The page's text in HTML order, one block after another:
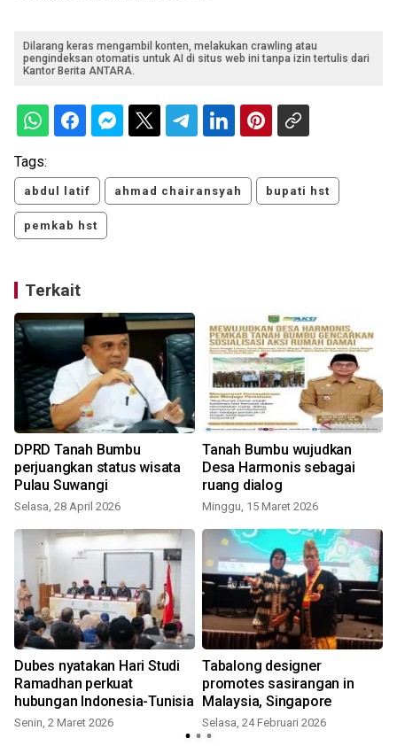
Dilarang keras mengambil konten, melakukan crawling atau
pengindeksan otomatis untuk AI di situs web ini tanpa izin tertulis dari
Kantor Berita ANTARA.
Tags:
abdul latif ahmad chairansyah bupati hst
pemkab hst
Terkait
DPRD Tanah Bumbu
perjuangkan status wisata
Pulau Suwangi
Selasa, 28 April 2026
Tanah Bumbu wujudkan
Desa Harmonis sebagai
ruang dialog
Minggu, 15 Maret 2026
Dubes nyatakan Hari Studi
Ramadhan perkuat
hubungan Indonesia-Tunisia
Senin, 2 Maret 2026
Tabalong designer
promotes sasirangan in
Malaysia, Singapore
Selasa, 24 Februari 2026